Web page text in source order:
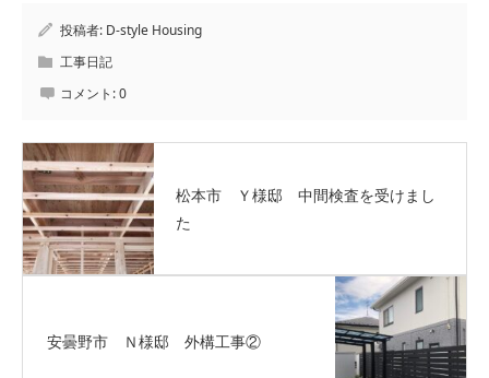
投稿者: D-style Housing
工事日記
コメント:0
松本市 Ｙ様邸 中間検査を受けまし
た
安曇野市 Ｎ様邸 外構工事②